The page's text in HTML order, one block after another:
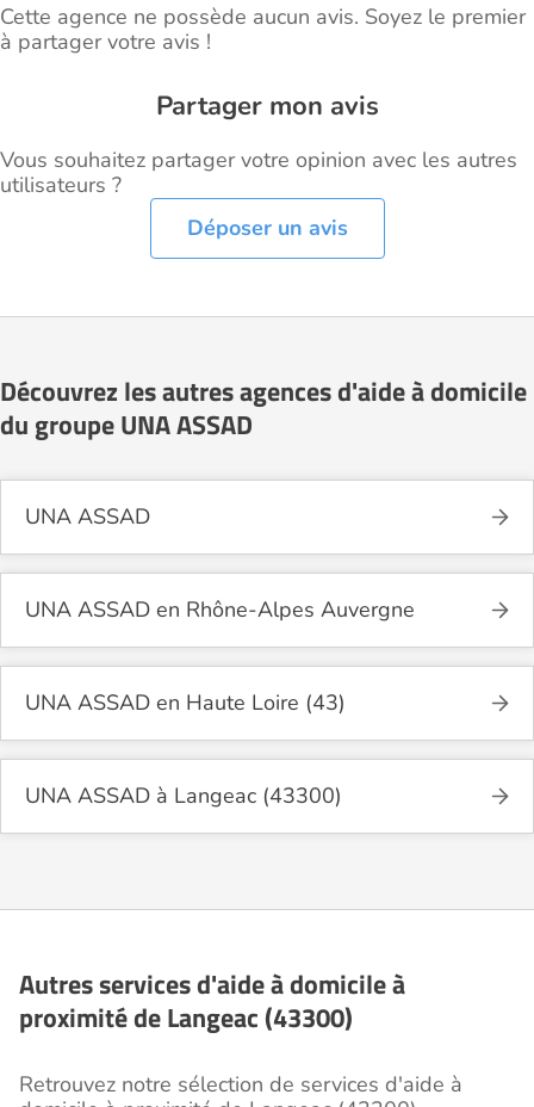
Cette agence ne possède aucun avis. Soyez le premier
à partager votre avis !
Partager mon avis
Vous souhaitez partager votre opinion avec les autres
utilisateurs ?
Déposer un avis
Découvrez les autres agences d'aide à domicile
du groupe UNA ASSAD
UNA ASSAD
UNA ASSAD en Rhône-Alpes Auvergne
UNA ASSAD en Haute Loire (43)
UNA ASSAD à Langeac (43300)
Autres services d'aide à domicile à
proximité de Langeac (43300)
Retrouvez notre sélection de services d'aide à